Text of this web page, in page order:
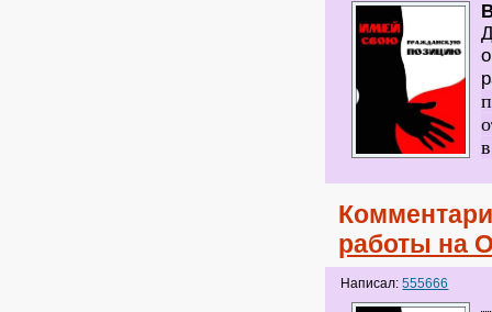
работы на
Написал:555666